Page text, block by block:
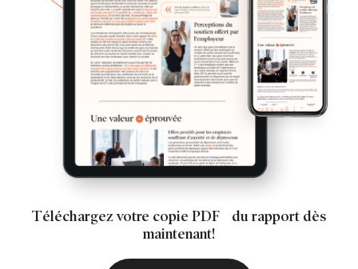
Téléchargez votre copie PDF du rapport dès
maintenant!